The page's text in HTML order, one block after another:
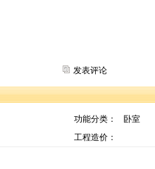
发表评论
功能分类：
卧室
工程造价：